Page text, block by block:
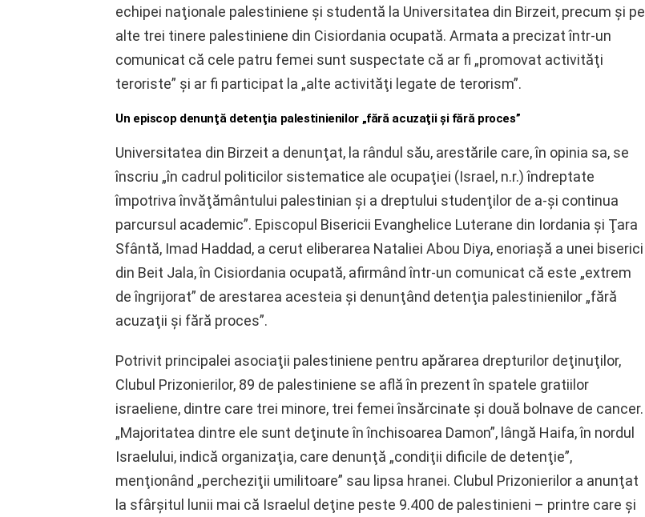
echipei naţionale palestiniene şi studentă la Universitatea din Birzeit, precum şi pe
alte trei tinere palestiniene din Cisiordania ocupată. Armata a precizat într-un
comunicat că cele patru femei sunt suspectate că ar fi „promovat activităţi
teroriste” şi ar fi participat la „alte activităţi legate de terorism”.
Un episcop denunţă detenţia palestinienilor „fără acuzaţii şi fără proces”
Universitatea din Birzeit a denunţat, la rândul său, arestările care, în opinia sa, se
înscriu „în cadrul politicilor sistematice ale ocupaţiei (Israel, n.r.) îndreptate
împotriva învăţământului palestinian şi a dreptului studenţilor de a-şi continua
parcursul academic”. Episcopul Bisericii Evanghelice Luterane din Iordania şi Ţara
Sfântă, Imad Haddad, a cerut eliberarea Nataliei Abou Diya, enoriaşă a unei biserici
din Beit Jala, în Cisiordania ocupată, afirmând într-un comunicat că este „extrem
de îngrijorat” de arestarea acesteia şi denunţând detenţia palestinienilor „fără
acuzaţii şi fără proces”.
Potrivit principalei asociaţii palestiniene pentru apărarea drepturilor deţinuţilor,
Clubul Prizonierilor, 89 de palestiniene se află în prezent în spatele gratiilor
israeliene, dintre care trei minore, trei femei însărcinate şi două bolnave de cancer.
„Majoritatea dintre ele sunt deţinute în închisoarea Damon”, lângă Haifa, în nordul
Israelului, indică organizaţia, care denunţă „condiţii dificile de detenţie”,
menţionând „percheziţii umilitoare” sau lipsa hranei. Clubul Prizonierilor a anunţat
la sfârşitul lunii mai că Israelul deţine peste 9.400 de palestinieni – printre care şi